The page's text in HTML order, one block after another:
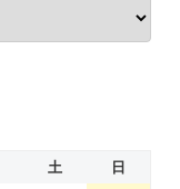
土
日